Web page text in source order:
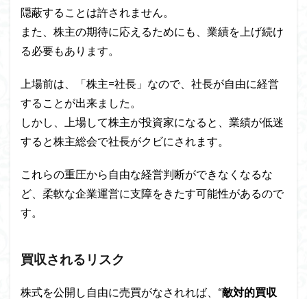
隠蔽することは許されません。
また、株主の期待に応えるためにも、業績を上げ続け
る必要もあります。
上場前は、「株主=社長」なので、社長が自由に経営
することが出来ました。
しかし、上場して株主が投資家になると、業績が低迷
すると株主総会で社長がクビにされます。
これらの重圧から自由な経営判断ができなくなるな
ど、柔軟な企業運営に支障をきたす可能性があるので
す。
買収されるリスク
株式を公開し自由に売買がなされれば、“敵対的買収